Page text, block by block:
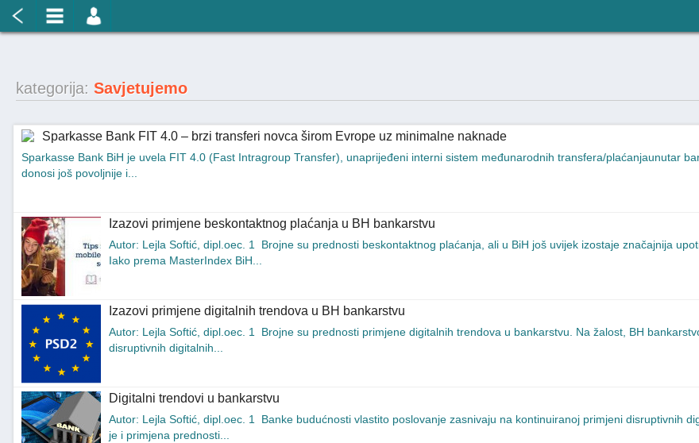
kategorija: Savjetujemo
Sparkasse Bank FIT 4.0 – brzi transferi novca širom Evrope uz minimalne naknade
Sparkasse Bank BiH je uvela FIT 4.0 (Fast Intragroup Transfer), unaprijeđeni interni sistem međunarodnih transfera/plaćanjaunutar
donosi još povoljnije i...
Izazovi primjene beskontaktnog plaćanja u BH bankarstvu
Autor: Lejla Softić, dipl.oec. 1 Brojne su prednosti beskontaktnog plaćanja, ali u BiH još uvijek izostaje značajnija
Iako prema MasterIndex BiH...
Izazovi primjene digitalnih trendova u BH bankarstvu
Autor: Lejla Softić, dipl.oec. 1 Brojne su prednosti primjene digitalnih trendova u bankarstvu. Na žalost, BH
disruptivnih digitalnih...
Digitalni trendovi u bankarstvu
Autor: Lejla Softić, dipl.oec. 1 Banke budućnosti vlastito poslovanje zasnivaju na kontinuiranoj primjeni disruptivnih
je i primjena prednosti...